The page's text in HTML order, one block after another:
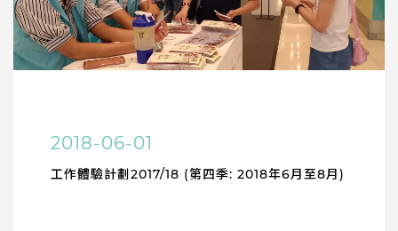
2018-06-01
工作體驗計劃2017/18 (第四季: 2018年6月至8月)